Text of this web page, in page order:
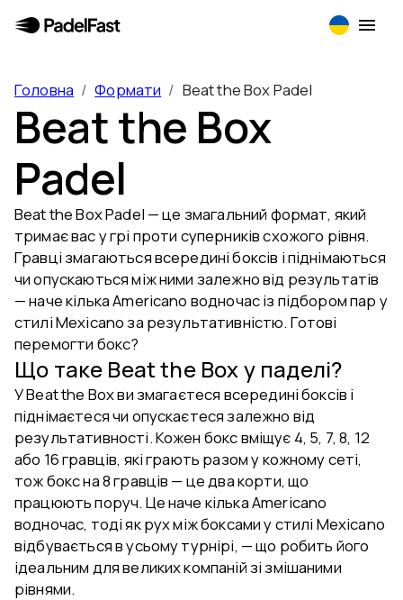
Головна / Формати / Beat the Box Padel
Beat the Box
Padel
Beat the Box Padel — це змагальний формат, який
тримає вас у грі проти суперників схожого рівня.
Гравці змагаються всередині боксів і піднімаються
чи опускаються між ними залежно від результатів
— наче кілька Americano водночас із підбором пар у
стилі Mexicano за результативністю. Готові
перемогти бокс?
Що таке Beat the Box у паделі?
У Beat the Box ви змагаєтеся всередині боксів і
піднімаєтеся чи опускаєтеся залежно від
результативності. Кожен бокс вміщує 4, 5, 7, 8, 12
або 16 гравців, які грають разом у кожному сеті,
тож бокс на 8 гравців — це два корти, що
працюють поруч. Це наче кілька Americano
водночас, тоді як рух між боксами у стилі Mexicano
відбувається в усьому турнірі, — що робить його
ідеальним для великих компаній зі змішаними
рівнями.